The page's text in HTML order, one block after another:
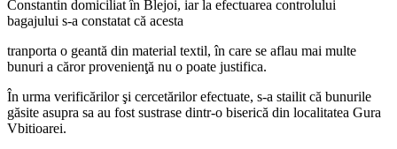
Constantin domiciliat în Blejoi, iar la efectuarea controlului
bagajului s-a constatat că acesta
tranporta o geantă din material textil, în care se aflau mai multe
bunuri a căror provenienţă nu o poate justifica.
În urma verificărilor şi cercetărilor efectuate, s-a stailit că bunurile
găsite asupra sa au fost sustrase dintr-o biserică din localitatea Gura
Vbitioarei.